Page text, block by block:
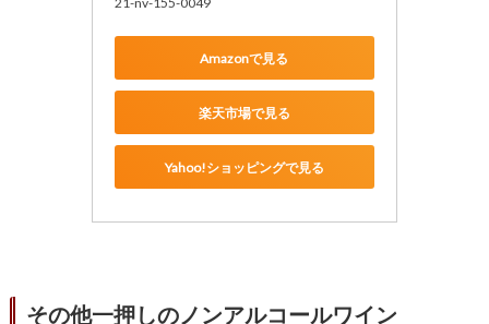
Amazonで見る
楽天市場で見る
Yahoo!ショッピングで見る
その他一押しのノンアルコールワイン